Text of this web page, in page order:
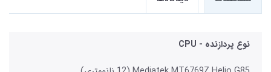
نوع پردازنده - CPU